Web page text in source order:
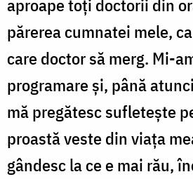
aproape toți doctorii din
părerea cumnatei mele,
care doctor să merg. Mi-
programare și, până
mă pregătesc sufletește
proastă veste din viața
gândesc la ce e mai rău,